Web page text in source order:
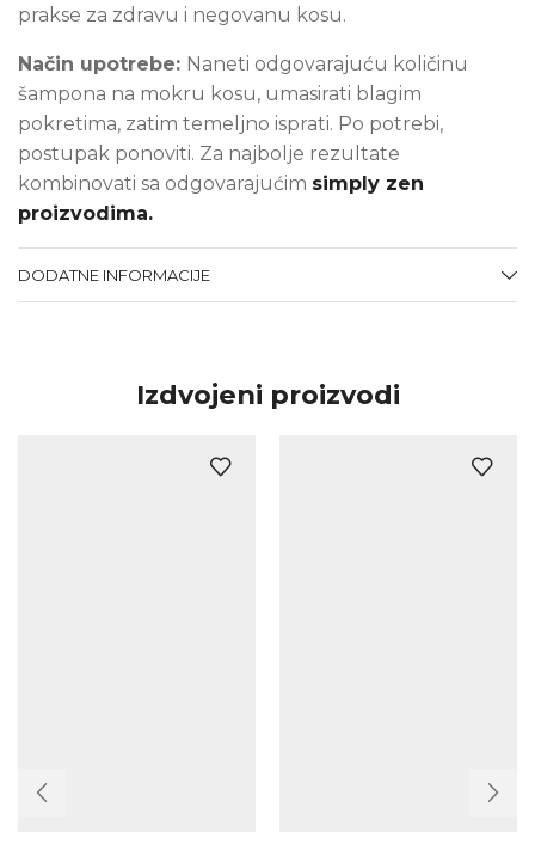
prakse za zdravu i negovanu kosu.
Način upotrebe: Naneti odgovarajuću količinu
šampona na mokru kosu, umasirati blagim
pokretima, zatim temeljno isprati. Po potrebi,
postupak ponoviti. Za najbolje rezultate
kombinovati sa odgovarajućim simply zen
proizvodima.
DODATNE INFORMACIJE
Izdvojeni proizvodi